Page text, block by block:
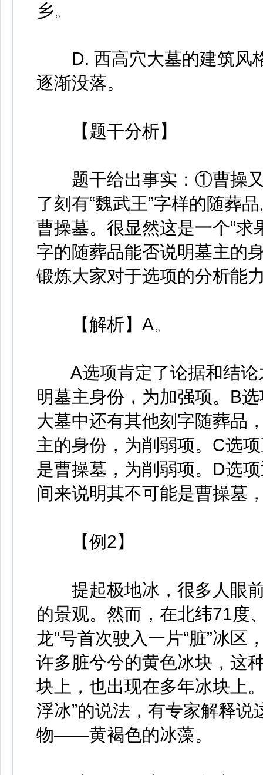
乡。
D. 西高穴大墓的建筑风
逐渐没落。
【题干分析】
题干给出事实：①曹操又
了刻有“魏武王”字样的随葬
曹操墓。很显然这是一个“求
字的随葬品能否说明墓主的
锻炼大家对于选项的分析能
【解析】A。
A选项肯定了论据和结论
明墓主身份，为加强项。B
大墓中还有其他刻字随葬品
主的身份，为削弱项。C选
是曹操墓，为削弱项。D选
间来说明其不可能是曹操墓
【例2】
提起极地冰，很多人眼前
的景观。然而，在北纬71度
龙”号首次驶入一片“脏”冰
许多脏兮兮的黄色冰块，这
块上，也出现在多年冰块上
浮冰”的说法，有专家解释
物——黄褐色的冰藻。